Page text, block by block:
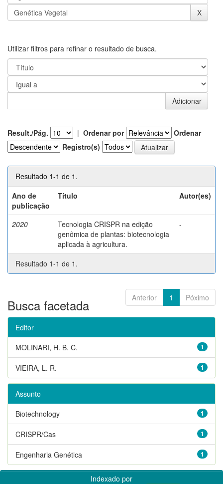
Utilizar filtros para refinar o resultado de busca.
Result./Pág. | Ordenar por
Ordenar
Registro(s)
Resultado 1-1 de 1.
Ano de
publicação
Título Autor(es)
2020
Tecnologia CRISPR na edição
genômica de plantas: biotecnologia
aplicada à agricultura.
-
Resultado 1-1 de 1.
Anterior 1 Póximo
Busca facetada
Editor
1
MOLINARI, H. B. C.
1
VIEIRA, L. R.
Assunto
1
Biotechnology
1
CRISPR/Cas
1
Engenharia Genética
Indexado por